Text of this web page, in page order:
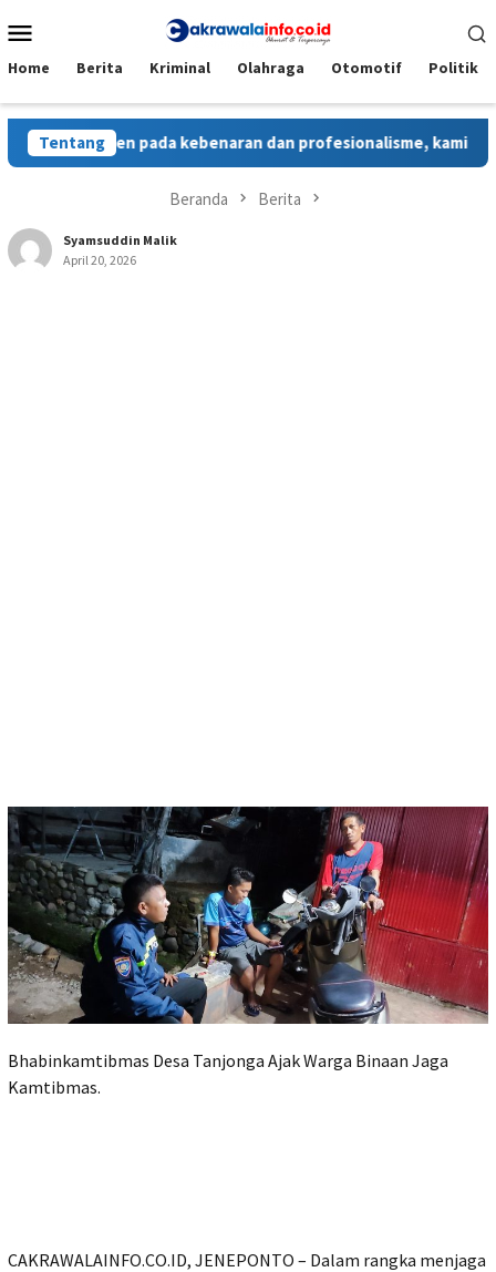
ke
Mobile
Home Berita Kriminal Olahraga Otomotif Politik
Tentangpada kebenaran dan profesionalisme, kami
Beranda Berita
Syamsuddin Malik
April 20, 2026
Bhabinkamtibmas Desa Tanjonga Ajak Warga Binaan Jaga
Kamtibmas.
CAKRAWALAINFO.CO.ID, JENEPONTO – Dalam rangka menjaga